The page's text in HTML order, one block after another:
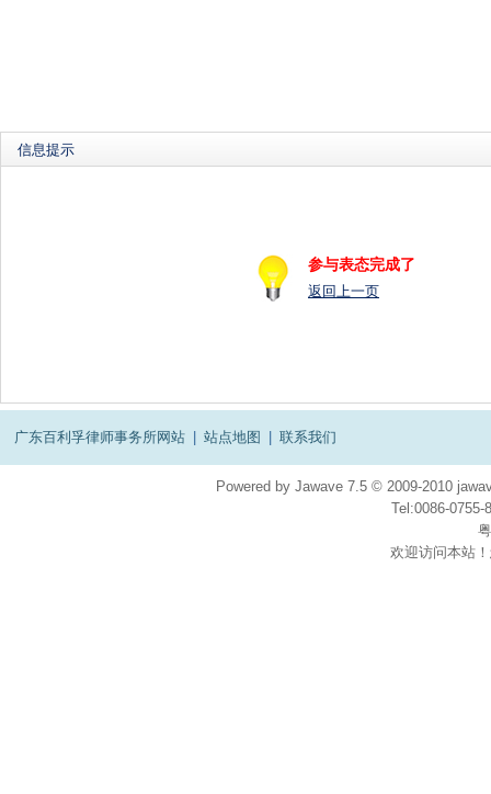
信息提示
参与表态完成了
返回上一页
广东百利孚律师事务所网站 站点地图 联系我们
Powered by Jawave 7.5 © 2009-2010
Tel:0086-
欢迎访问本站